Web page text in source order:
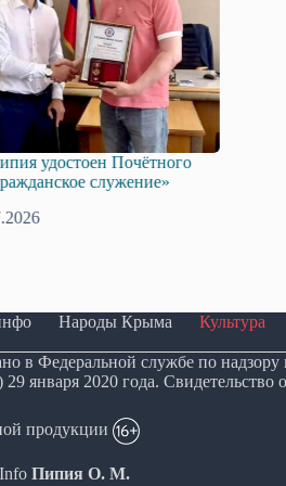
Госдума приняла в
законопроект о
Народы Крыма Культура
в Федеральной службе по
января 2020 года. Свидетельство
продукции
Пипия О. М.